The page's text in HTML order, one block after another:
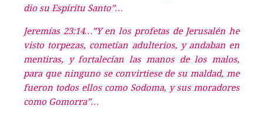
dio su Espíritu Santo”…
Jeremías 23:14…”Y en los profetas de Jerusalén he
visto torpezas, cometían adulterios, y andaban en
mentiras, y fortalecían las manos de los malos,
para que ninguno se convirtiese de su maldad, me
fueron todos ellos como Sodoma, y sus moradores
como Gomorra”…